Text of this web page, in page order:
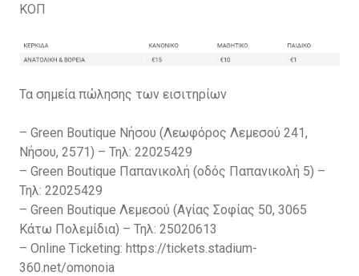
ΚΟΠ
Τα σημεία πώλησης των εισιτηρίων
– Green Boutique Νήσου (Λεωφόρος Λεμεσού 241,
Νήσου, 2571) – Τηλ: 22025429
– Green Boutique Παπανικολή (οδός Παπανικολή 5) –
Τηλ: 22025429
– Green Boutique Λεμεσού (Αγίας Σοφίας 50, 3065
Κάτω Πολεμίδια) – Τηλ: 25020613
– Online Ticketing: https://tickets.stadium-
360.net/omonoia